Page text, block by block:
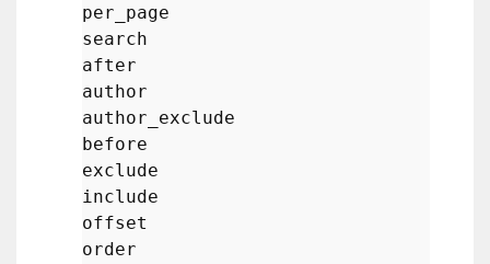
search
after
author
author_exclude
before
exclude
offset
order